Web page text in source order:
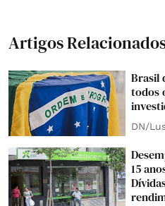
Artigos
Brasil
todos
DN/
15